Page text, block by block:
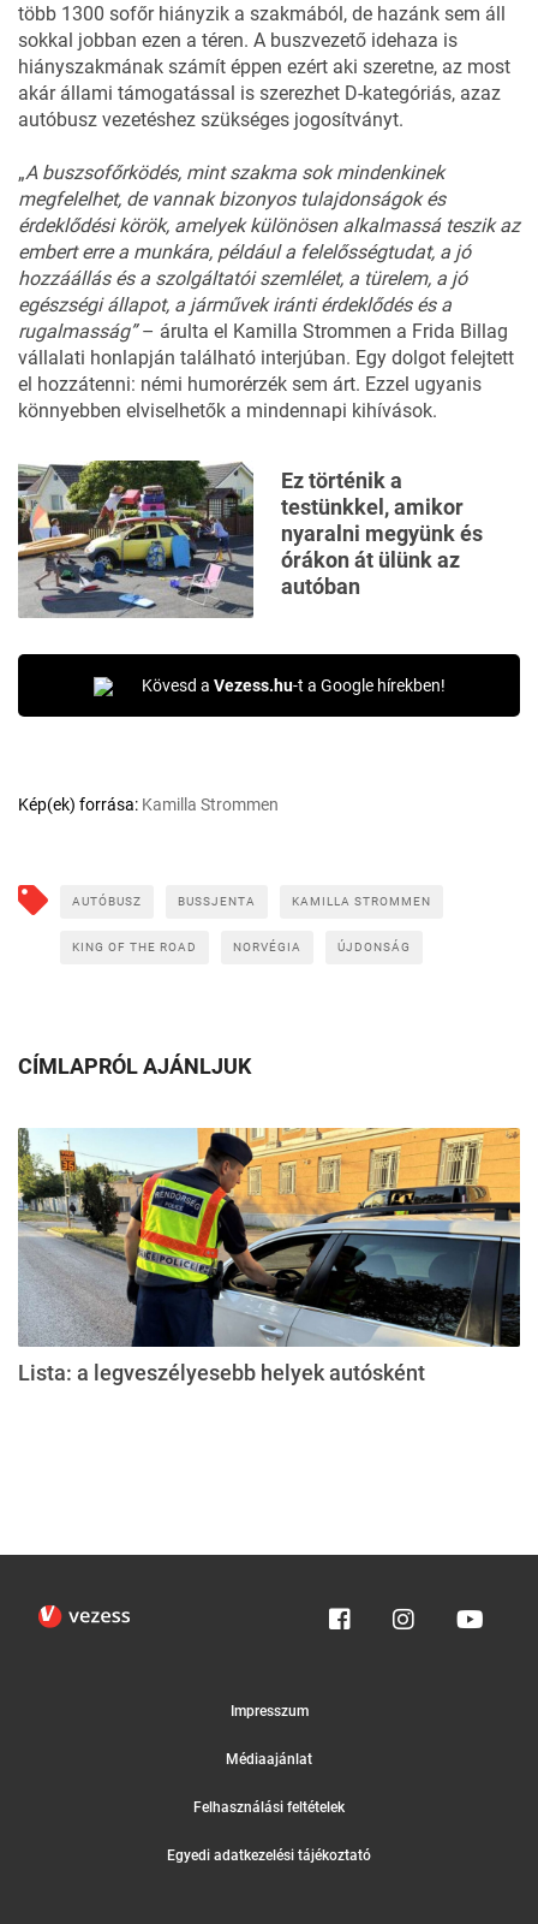
több 1300 sofőr hiányzik a szakmából, de hazánk sem áll
sokkal jobban ezen a téren. A buszvezető idehaza is
hiányszakmának számít éppen ezért aki szeretne, az most
akár állami támogatással is szerezhet D-kategóriás, azaz
autóbusz vezetéshez szükséges jogosítványt.
„A buszsofőrködés, mint szakma sok mindenkinek
megfelelhet, de vannak bizonyos tulajdonságok és
érdeklődési körök, amelyek különösen alkalmassá teszik az
embert erre a munkára, például a felelősségtudat, a jó
hozzáállás és a szolgáltatói szemlélet, a türelem, a jó
egészségi állapot, a járművek iránti érdeklődés és a
rugalmasság”– árulta el Kamilla Strommen a Frida Billag
vállalati honlapján található interjúban. Egy dolgot felejtett
el hozzátenni: némi humorérzék sem árt. Ezzel ugyanis
könnyebben elviselhetők a mindennapi kihívások.
Ez történik a
testünkkel, amikor
nyaralni megyünk és
órákon át ülünk az
autóban
Kövesd a Vezess.hu-t a Google hírekben!
Kép(ek) forrása: Kamilla Strommen
AUTÓBUSZ BUSSJENTA KAMILLA STROMMEN
KING OF THE ROAD NORVÉGIA ÚJDONSÁG
CÍMLAPRÓL AJÁNLJUK
Lista: a legveszélyesebb helyek autósként
Impresszum
Médiaajánlat
Felhasználási feltételek
Egyedi adatkezelési tájékoztató